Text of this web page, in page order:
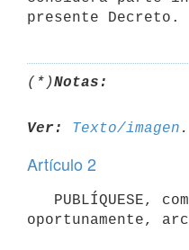
presente Decreto.
(*)Notas:
Ver: Texto/imagen
Artículo 2
oportunamente,